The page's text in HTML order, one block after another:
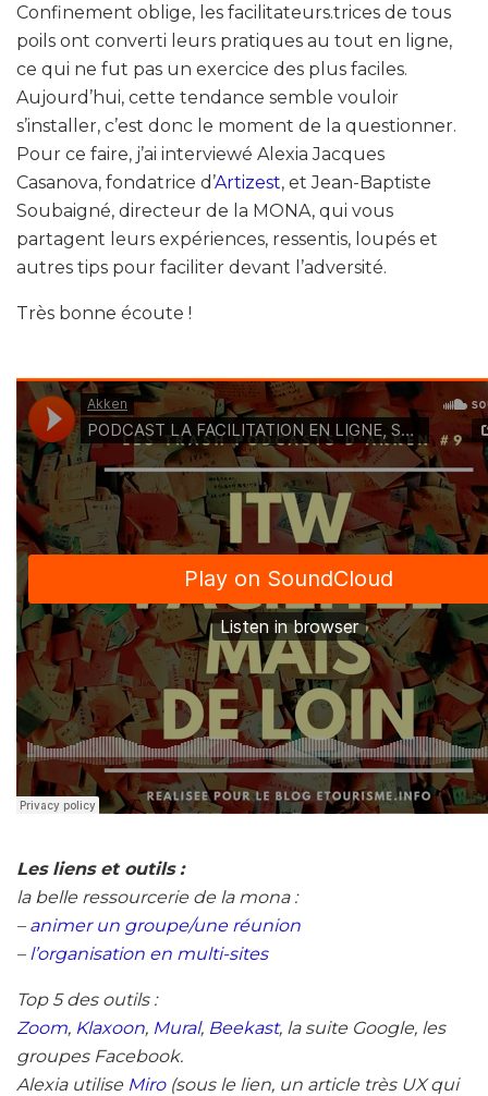
Confinement oblige, les facilitateurs.trices de tous
poils ont converti leurs pratiques au tout en ligne,
ce qui ne fut pas un exercice des plus faciles.
Aujourd’hui, cette tendance semble vouloir
s’installer, c’est donc le moment de la questionner.
Pour ce faire, j’ai interviewé Alexia Jacques
Casanova, fondatrice d’Artizest, et Jean-Baptiste
Soubaigné, directeur de la MONA, qui vous
partagent leurs expériences, ressentis, loupés et
autres tips pour faciliter devant l’adversité.
Très bonne écoute !
Les liens et outils :
la belle ressourcerie de la mona :
– animer un groupe/une réunion
– l’organisation en multi-sites
Top 5 des outils :
Zoom, Klaxoon, Mural, Beekast, la suite Google, les
groupes Facebook.
Alexia utilise Miro(sous le lien, un article très UX qui